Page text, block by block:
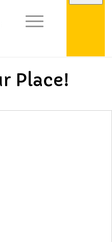
Place!